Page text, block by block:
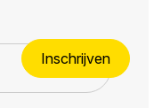
Inschrijven